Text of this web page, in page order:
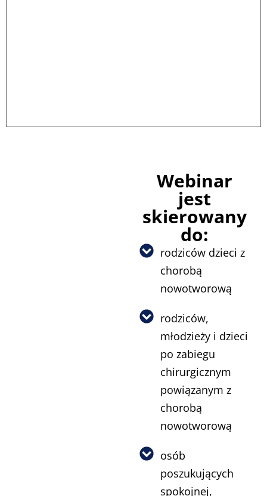
Webinar
jest
skierowany
do:
rodziców dzieci z
chorobą
nowotworową
rodziców,
młodzieży i dzieci
po zabiegu
chirurgicznym
powiązanym z
chorobą
nowotworową
osób
poszukujących
spokojnej,